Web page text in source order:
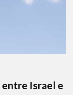
Israel e